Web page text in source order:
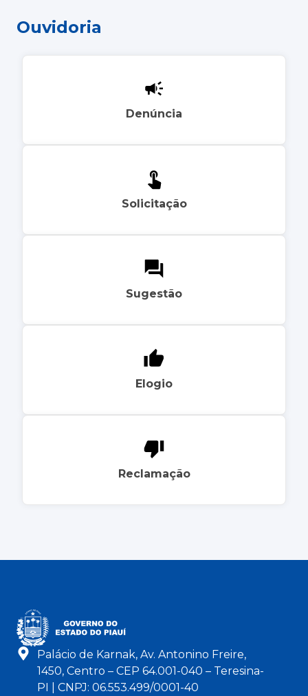
Ouvidoria
Denúncia
Solicitação
Sugestão
Elogio
Reclamação
Palácio de Karnak, Av. Antonino Freire,
1450, Centro – CEP 64.001-040 – Teresina-
PI | CNPJ: 06.553.499/0001-40